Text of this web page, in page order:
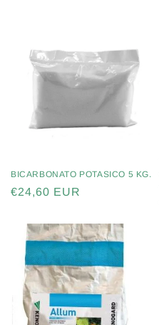
BICARBONATO POTASICO 5 KG.
Precio
€24,60 EUR